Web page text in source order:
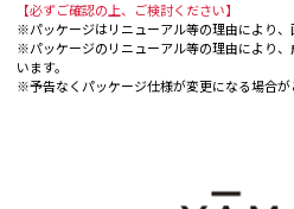
【必ずご確認の上、ご検討ください】
※パッケージはリニューアル等の理由により、
※パッケージのリニューアル等の理由により
います。
※予告なくパッケージ仕様が変更になる場合が